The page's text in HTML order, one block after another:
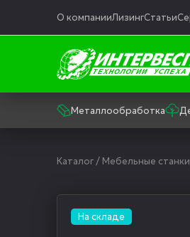
О компанииЛизингСтатьи
Металлообработка
Каталог/ Мебельные станки
На складе